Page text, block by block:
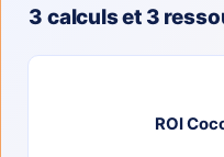
3 calculs et 3
ROI